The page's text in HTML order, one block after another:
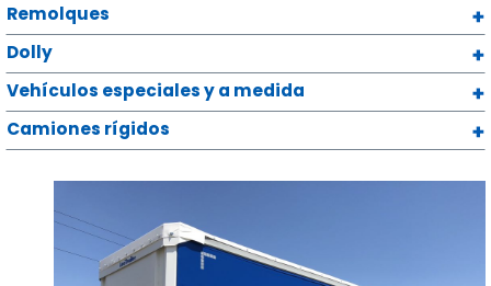
Remolques
Dolly
Vehículos especiales y a medida
Camiones rígidos